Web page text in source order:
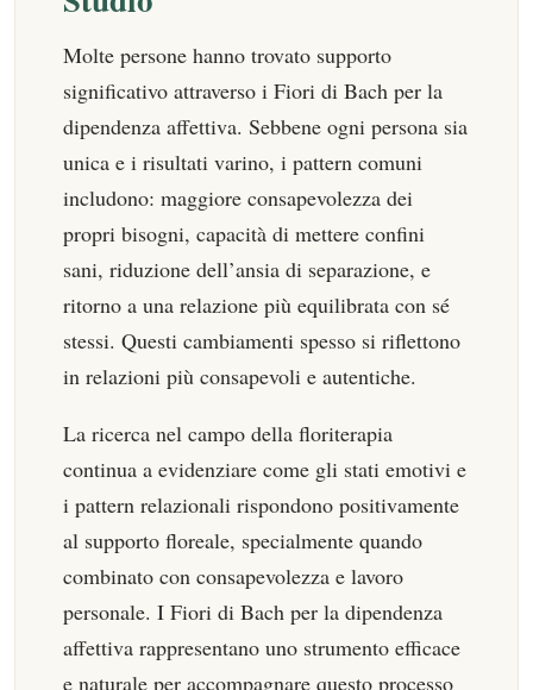
Molte persone hanno trovato supporto
significativo attraverso i Fiori di Bach per la
dipendenza affettiva. Sebbene ogni persona sia
unica e i risultati varino, i pattern comuni
includono: maggiore consapevolezza dei
propri bisogni, capacità di mettere confini
sani, riduzione dell’ansia di separazione, e
ritorno a una relazione più equilibrata con sé
stessi. Questi cambiamenti spesso si riflettono
in relazioni più consapevoli e autentiche.
La ricerca nel campo della floriterapia
continua a evidenziare come gli stati emotivi e
i pattern relazionali rispondono positivamente
al supporto floreale, specialmente quando
combinato con consapevolezza e lavoro
personale. I Fiori di Bach per la dipendenza
affettiva rappresentano uno strumento efficace
e naturale per accompagnare questo processo